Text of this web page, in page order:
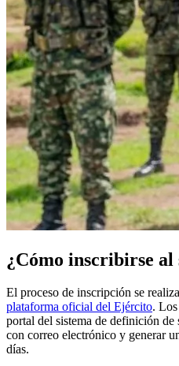
¿Cómo inscribirse
El proceso de inscripción se
plataforma oficial del Ejército.
portal del sistema de definición
con correo electrónico y generar
días.